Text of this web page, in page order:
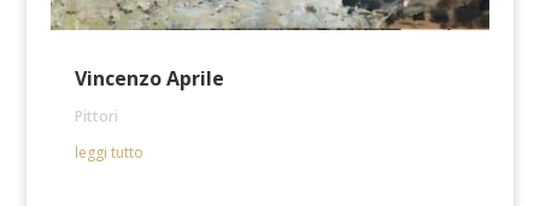
Vincenzo Aprile
Pittori
leggi tutto